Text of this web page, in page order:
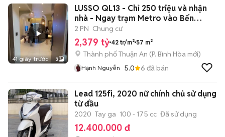
41 giây trước 3
LUSSO QL13 - Chỉ 250 triệu và nhận
nhà - Ngay trạm Metro vào Bến
Thanh
2 PN Chung cư
2,379 tỷ 42 tr/m² 57 m²
Thành phố Thuận An (P. Bình Hòa mới)
Hạnh Nguyễn 5.0 6 đã bán
Lead 125fi, 2020 nữ chính chủ sử dụng
từ đầu
2020 Tay ga 100 - 175 cc Đã sử dụng
12.400.000 đ